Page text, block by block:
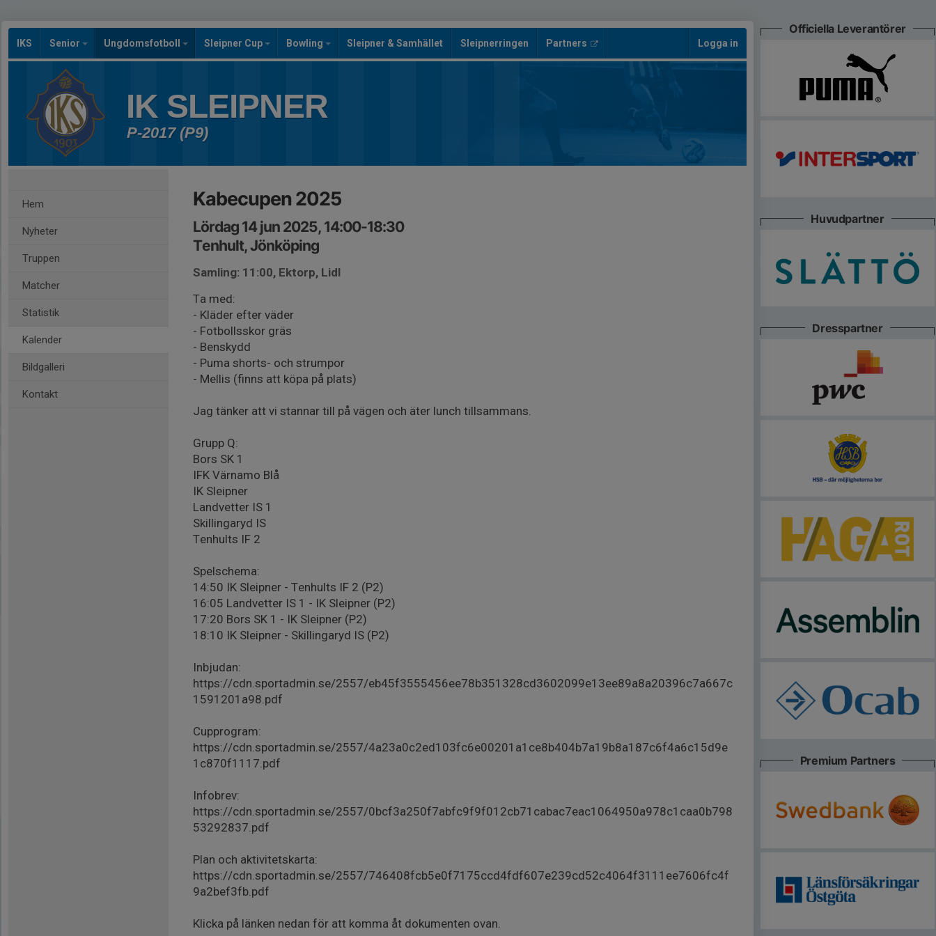
IKS Senior Ungdomsfotboll Sleipner Cup Bowling Sleipner & Samhället Sleipnerringen Partners Logga in
IK SLEIPNER
P-2017 (P9)
Hem
Nyheter
Truppen
Matcher
Statistik
Kalender
Bildgalleri
Kontakt
Kabecupen 2025
Lördag 14 jun 2025, 14:00-18:30
Tenhult, Jönköping
Samling: 11:00, Ektorp, Lidl
Ta med:
- Kläder efter väder
- Fotbollsskor gräs
- Benskydd
- Puma shorts- och strumpor
- Mellis (finns att köpa på plats)
Jag tänker att vi stannar till på vägen och äter lunch tillsammans.
Grupp Q:
Bors SK 1
IFK Värnamo Blå
IK Sleipner
Landvetter IS 1
Skillingaryd IS
Tenhults IF 2
Spelschema:
14:50 IK Sleipner - Tenhults IF 2 (P2)
16:05 Landvetter IS 1 - IK Sleipner (P2)
17:20 Bors SK 1 - IK Sleipner (P2)
18:10 IK Sleipner - Skillingaryd IS (P2)
Inbjudan:
https://cdn.sportadmin.se/2557/eb45f3555456ee78b351328cd3602099e13ee89a8a20396c7a667c
1591201a98.pdf
Cupprogram:
https://cdn.sportadmin.se/2557/4a23a0c2ed103fc6e00201a1ce8b404b7a19b8a187c6f4a6c15d9e
1c870f1117.pdf
Infobrev:
https://cdn.sportadmin.se/2557/0bcf3a250f7abfc9f9f012cb71cabac7eac1064950a978c1caa0b798
53292837.pdf
Plan och aktivitetskarta:
https://cdn.sportadmin.se/2557/746408fcb5e0f7175ccd4fdf607e239cd52c4064f3111ee7606fc4f
9a2bef3fb.pdf
Klicka på länken nedan för att komma åt dokumenten ovan.
Officiella Leverantörer
Huvudpartner
Dresspartner
Premium Partners